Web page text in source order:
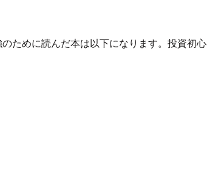
ために読んだ本は以下になります。投資初